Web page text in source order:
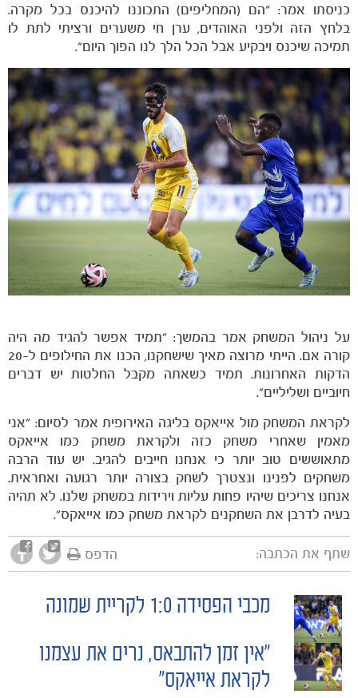
משחקים
ותוצאות
כניסתו אמר: "הם (המחליפים) התכוננו להיכנס בכל מקרה.
בלחץ הזה ולפני האוהדים, ערן חי משערים ורציתי לתת לו
תמיכה שיכנס ויבקיע אבל הכל הלך לנו הפוך היום".
על ניהול המשחק אמר בהמשך: "תמיד אפשר להגיד מה היה
קורה אם. הייתי מרוצה מאיך שישחקנו, הכנו את החילופים ל-20
הדקות האחרונות. תמיד כשאתה מקבל החלטות יש דברים
חיוביים ושליליים".
לקראת המשחק מול אייאקס בליגה האירופית אמר לסיום: "אני
מאמין שאחרי משחק כזה ולקראת משחק כמו אייאקס
מתאוששים טוב יותר כי אנחנו חייבים להגיב. יש עוד הרבה
משחקים לפנינו ונצטרך לשחק בצורה יותר רגועה ואחראית.
אנחנו צריכים שיהיו פחות עליות וירידות במשחק שלנו. לא תהיה
בעיה לדרבן את השחקנים לקראת משחק כמו אייאקס".
שתף את הכתבה: הדפס
POST
NAVIGATION
מכבי הפסידה 1:0 לקריית שמונה
"אין זמן להתבאס, נרים את עצמנו
לקראת אייאקס"